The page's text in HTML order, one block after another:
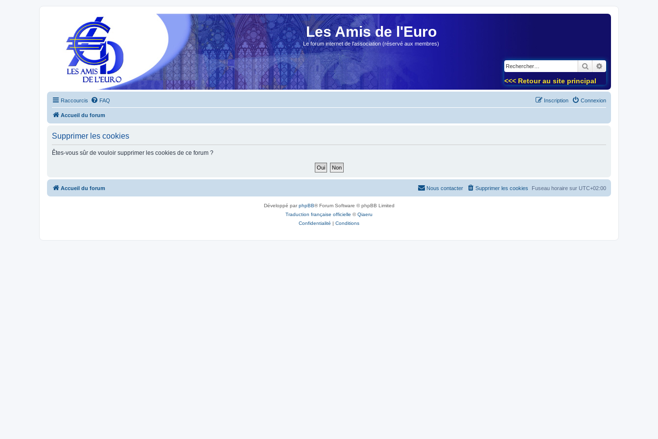
Les Amis de l'Euro
Le forum internet de l'association (réservé aux membres)
Rechercher
<<< Retour au site principal
Raccourcis FAQ Connexion
Inscription
Accueil du forum
Supprimer les cookies
Êtes-vous sûr de vouloir supprimer les cookies de ce forum ?
Accueil du forum Fuseau horaire sur UTC+02:00
Supprimer les cookies
Nous contacter
Développé parphpBB® Forum Software © phpBB Limited
Traduction française officielle ©Qiaeru
Confidentialité | Conditions